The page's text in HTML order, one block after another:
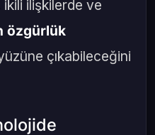
ilişkilerde ve
özgürlük
çıkabileceğini